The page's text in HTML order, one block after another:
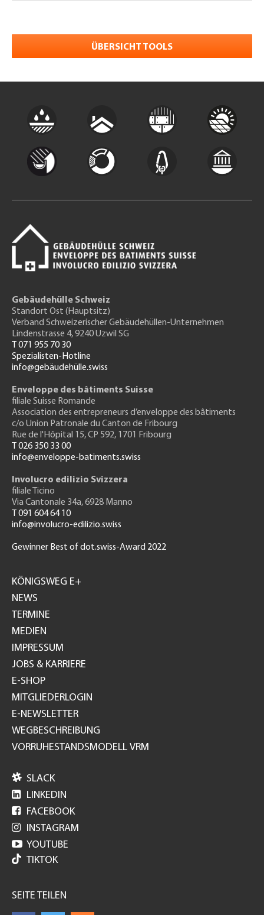
ÜBERSICHT TOOLS
Gebäudehülle Schweiz
Standort Ost (Hauptsitz)
Verband Schweizerischer Gebäudehüllen-Unternehmen
Lindenstrasse 4, 9240 Uzwil SG
T 071 955 70 30
Spezialisten-Hotline
info@gebäudehülle.swiss
Enveloppe des bâtiments Suisse
filiale Suisse Romande
Association des entrepreneurs d’enveloppe des bâtiments
c/o Union Patronale du Canton de Fribourg
Rue de l'Hôpital 15, CP 592, 1701 Fribourg
T 026 350 33 00
info@enveloppe-batiments.swiss
Involucro edilizio Svizzera
filiale Ticino
Via Cantonale 34a, 6928 Manno
T 091 604 64 10
info@involucro-edilizio.swiss
Gewinner Best of dot.swiss-Award 2022
GH
KÖNIGSWEG E+
NEWS
TERMINE
MEDIEN
IMPRESSUM
JOBS & KARRIERE
E-SHOP
MITGLIEDERLOGIN
E-NEWSLETTER
WEGBESCHREIBUNG
VORRUHESTANDSMODELL VRM
 SLACK
 LINKEDIN
 FACEBOOK
 INSTAGRAM
 YOUTUBE
TIKTOK
SEITE TEILEN